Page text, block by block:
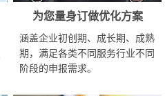
为您量身订做优化方案
涵盖企业初创期、成长期、成熟
期，满足各类不同服务行业不同
阶段的申报需求。